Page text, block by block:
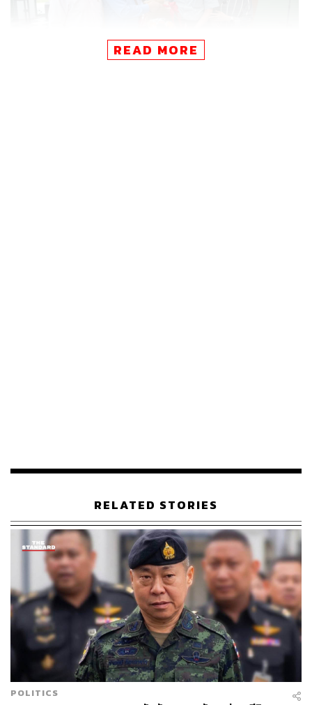
ABOUT THE AUTHOR
THE STANDARD TEAM
กองบรรณาธิการ THE STANDARD
READ MORE
RELATED STORIES
POLITICS